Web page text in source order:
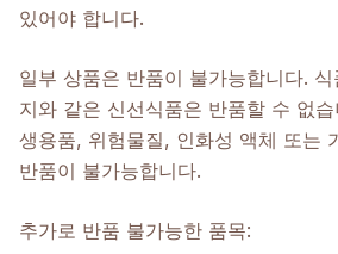
있어야 합니다.
일부 상품은 반품이 불가능합니다.
지와 같은 신선식품은 반품할 수 없
생용품, 위험물질, 인화성 액체 또는
반품이 불가능합니다.
추가로 반품 불가능한 품목: